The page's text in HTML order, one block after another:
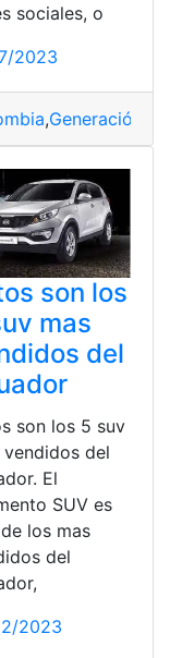
,modelos SUV
sociales, o
2023
,Generación
son los
mas
del
son los 5 suv
vendidos del
El
SUV es
los mas
del
2023